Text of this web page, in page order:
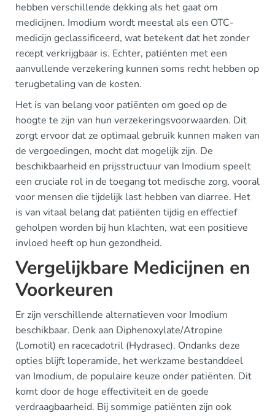
hebben verschillende dekking als het gaat om
medicijnen. Imodium wordt meestal als een OTC-
medicijn geclassificeerd, wat betekent dat het zonder
recept verkrijgbaar is. Echter, patiënten met een
aanvullende verzekering kunnen soms recht hebben op
terugbetaling van de kosten.
Het is van belang voor patiënten om goed op de
hoogte te zijn van hun verzekeringsvoorwaarden. Dit
zorgt ervoor dat ze optimaal gebruik kunnen maken van
de vergoedingen, mocht dat mogelijk zijn. De
beschikbaarheid en prijsstructuur van Imodium speelt
een cruciale rol in de toegang tot medische zorg, vooral
voor mensen die tijdelijk last hebben van diarree. Het
is van vitaal belang dat patiënten tijdig en effectief
geholpen worden bij hun klachten, wat een positieve
invloed heeft op hun gezondheid.
Vergelijkbare Medicijnen en
Voorkeuren
Er zijn verschillende alternatieven voor Imodium
beschikbaar. Denk aan Diphenoxylate/Atropine
(Lomotil) en racecadotril (Hydrasec). Ondanks deze
opties blijft loperamide, het werkzame bestanddeel
van Imodium, de populaire keuze onder patiënten. Dit
komt door de hoge effectiviteit en de goede
verdraagbaarheid. Bij sommige patiënten zijn ook